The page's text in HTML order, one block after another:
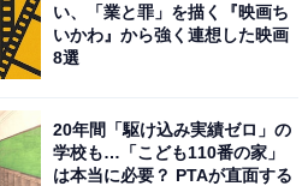
い、「業と罪」を描く『映画ち
いかわ』から強く連想した映画
8選
20年間「駆け込み実績ゼロ」の
学校も…「こども110番の家」
は本当に必要？ PTAが直面する